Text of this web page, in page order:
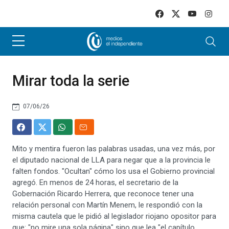
Mirar toda la serie
07/06/26
Mito y mentira fueron las palabras usadas, una vez más, por
el diputado nacional de LLA para negar que a la provincia le
falten fondos. "Ocultan" cómo los usa el Gobierno provincial
agregó. En menos de 24 horas, el secretario de la
Gobernación Ricardo Herrera, que reconoce tener una
relación personal con Martín Menem, le respondió con la
misma cautela que le pidió al legislador riojano opositor para